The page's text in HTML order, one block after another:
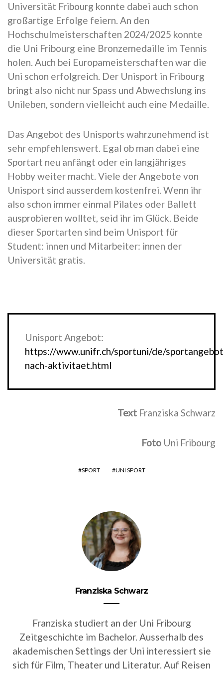
Universität Fribourg konnte dabei auch schon
großartige Erfolge feiern. An den
Hochschulmeisterschaften 2024/2025 konnte
die Uni Fribourg eine Bronzemedaille im Tennis
holen. Auch bei Europameisterschaften war die
Uni schon erfolgreich. Der Unisport in Fribourg
bringt also nicht nur Spass und Abwechslung ins
Unileben, sondern vielleicht auch eine Medaille.
Das Angebot des Unisports wahrzunehmend ist
sehr empfehlenswert. Egal ob man dabei eine
Sportart neu anfängt oder ein langjähriges
Hobby weiter macht. Viele der Angebote von
Unisport sind ausserdem kostenfrei. Wenn ihr
also schon immer einmal Pilates oder Ballett
ausprobieren wolltet, seid ihr im Glück. Beide
dieser Sportarten sind beim Unisport für
Student: innen und Mitarbeiter: innen der
Universität gratis.
Unisport Angebot:
https://www.unifr.ch/sportuni/de/
nach-aktivitaet.html
Text Franziska Schwarz
Foto Uni Fribourg
SPORT UNI SPORT
Franziska Schwarz
Franziska studiert an der Uni Fribourg
Zeitgeschichte im Bachelor. Ausserhalb des
akademischen Settings der Uni interessiert sie
sich für Film, Theater und Literatur. Auf Reisen